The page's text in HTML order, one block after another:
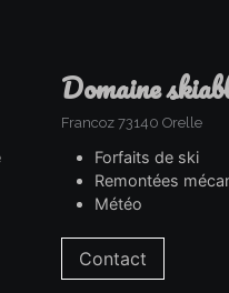
domaine
Francoz 73140 Orelle
Forfaits de ski
Remontées
Météo
Contact